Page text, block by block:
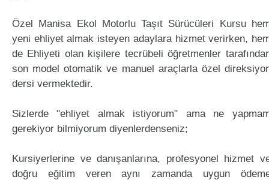
Özel Manisa Ekol Motorlu Taşıt Sürücüleri Kursu
yeni ehliyet almak isteyen adaylara hizmet verirken,
de Ehliyeti olan kişilere tecrübeli öğretmenler
son model otomatik ve manuel araçlarla özel
dersi vermektedir.
Sizlerde "ehliyet almak istiyorum" ama ne
gerekiyor bilmiyorum diyenlerdenseniz;
Kursiyerlerine ve danışanlarına, profesyonel hizmet
doğru eğitim veren aynı zamanda uygun